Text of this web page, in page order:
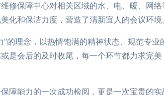
修保障中心对相关区域的水、电、暖、网
化和保洁力度，营造了清新宜人的会议环境
的理念，以热情饱满的精神状态、规范专
是会后的及时收尾，每一个环节都力求完
障能力的一次成功检阅，更是一次宝贵的